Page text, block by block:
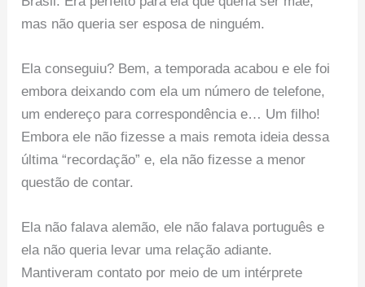
mas não queria ser esposa de ninguém.
Ela conseguiu? Bem, a temporada acabou e ele foi
embora deixando com ela um número de telefone,
um endereço para correspondência e… Um filho!
Embora ele não fizesse a mais remota ideia dessa
última “recordação” e, ela não fizesse a menor
questão de contar.
Ela não falava alemão, ele não falava português e
ela não queria levar uma relação adiante.
Mantiveram contato por meio de um intérprete